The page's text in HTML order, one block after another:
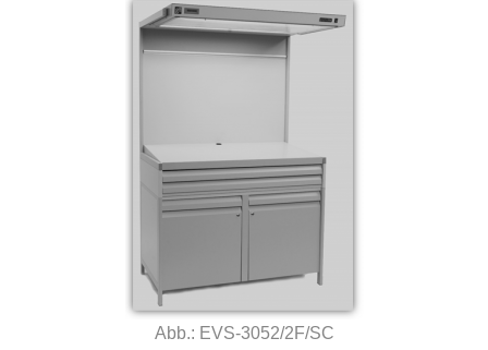
Abb.: EVS-3052/2F/SC